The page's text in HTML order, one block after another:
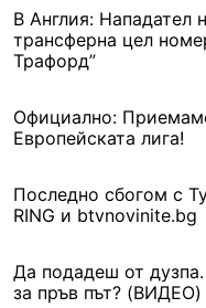
В Англия: Нападател
трансферна цел
Трафорд”
Официално:
Европейската лига!
Последно сбогом с
RING и btvnovinite.bg
Да подадеш от
за пръв път? (ВИДЕО)